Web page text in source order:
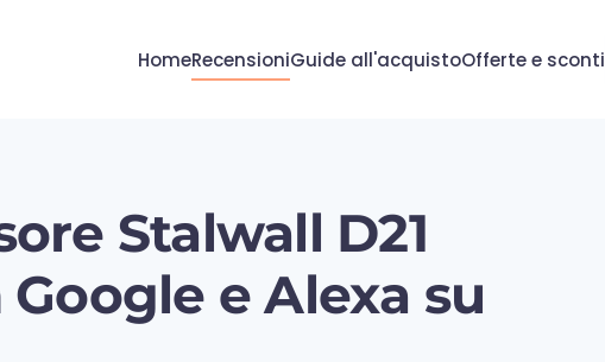
HomeRecensioniGuide all'acquistoOfferte e sconti
Stalwall D21
e Alexa su